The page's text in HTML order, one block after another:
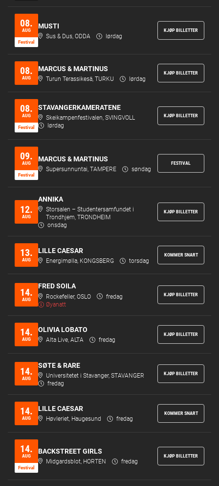
08.
AUG
Festi­val
MUSTI
Sus & Dus, ODDA lørdag
KJØP BILLETTER
08.
AUG
MARCUS & MARTINUS
Turun Terassikesä, TURKU lørdag
KJØP BILLETTER
08.
AUG
Festi­val
STAVANGERKAMERATENE
Skeikampenfestivalen, SVINGVOLL
lørdag
KJØP BILLETTER
09.
AUG
Festi­val
MARCUS & MARTINUS
Supersunnuntai, TAMPERE søndag
FESTIVAL
12.
AUG
ANNIKA
Storsalen – Studentersamfundet i
Trondhjem, TRONDHEIM
onsdag
KJØP BILLETTER
13.
AUG
LILLE CAESAR
Energimølla, KONGSBERG torsdag
KOMMER SNART
14.
AUG
FRED SOILA
Rockefeller, OSLO
fredag
Øyanatt
KJØP BILLETTER
14.
AUG
OLIVIA LOBATO
Alta Live, ALTA fredag
KJØP BILLETTER
14.
AUG
SØTE & RARE
Universitetet i Stavanger, STAVANGER
fredag
KJØP BILLETTER
14.
AUG
LILLE CAESAR
Høvleriet, Haugesund fredag
KOMMER SNART
14.
AUG
Festi­val
BACKSTREET GIRLS
Midgardsblot, HORTEN fredag
KJØP BILLETTER